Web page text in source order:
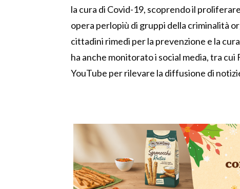
la cura di Covid-19, scoprendo il
opera perlopiù di gruppi della criminalità
cittadini rimedi per la prevenzione e la
ha anche monitorato i social media, tra
YouTube per rilevare la diffusione di